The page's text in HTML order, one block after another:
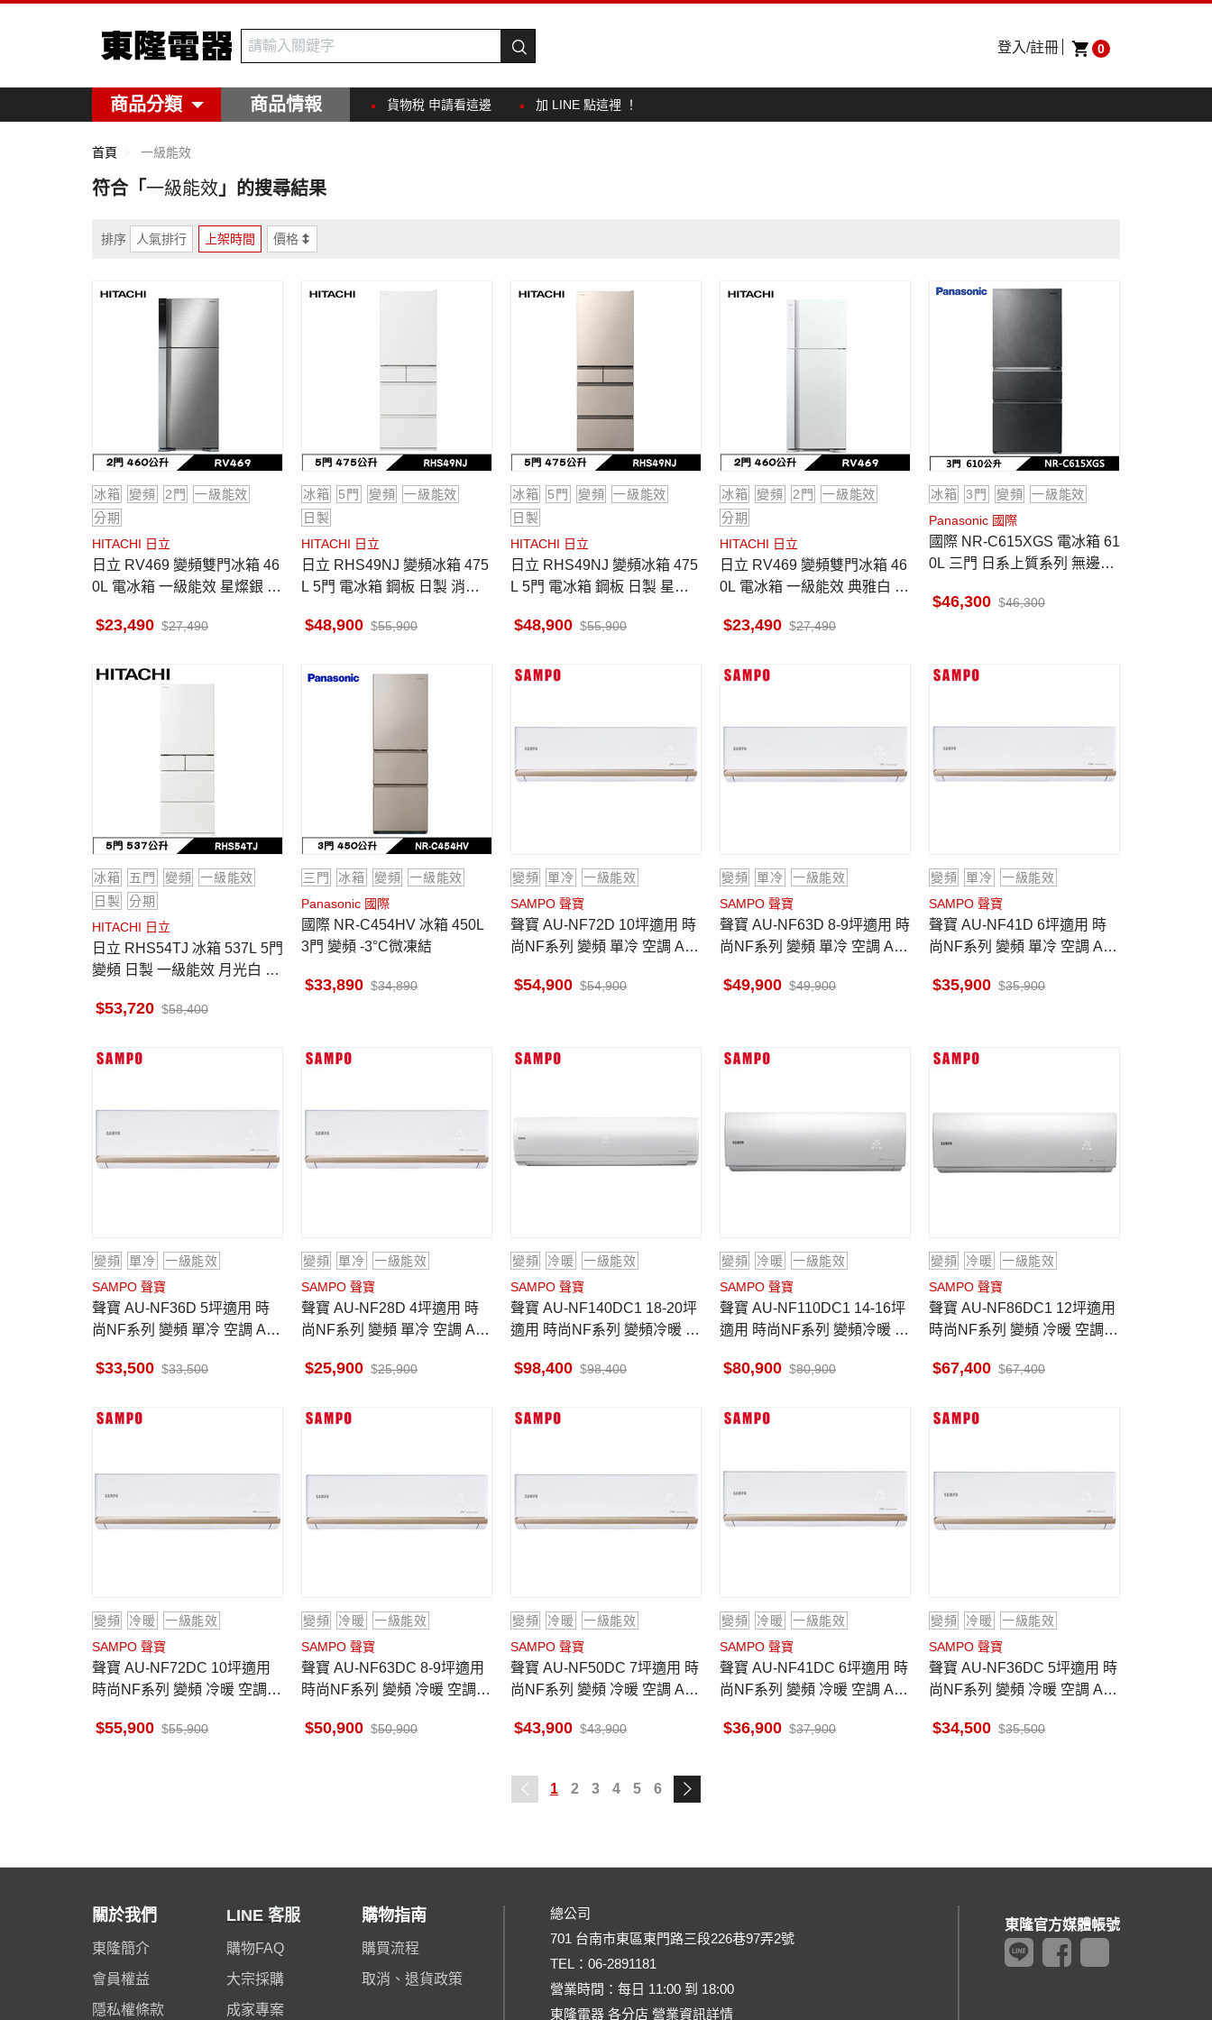
東隆電器
0
登入/註冊
商品分類 商品情報 貨物稅 申請看這邊 加 LINE 點這裡 ！
首頁 一級能效
符合「一級能效 」的搜尋結果
排序 人氣排行 上架時間 價格
冰箱 變頻 2門
一級能效
分期
HITACHI 日立
日立 RV469 變頻雙門冰箱 46
0L 電冰箱 一級能效 星燦銀 上
23,490 27,490
冰箱 5門 變頻
一級能效
日製
HITACHI 日立
日立 RHS49NJ 變頻冰箱 475
L 5門 電冰箱 鋼板 日製 消光
48,900 55,900
冰箱 5門 變頻
一級能效
日製
HITACHI 日立
日立 RHS49NJ 變頻冰箱 475
L 5門 電冰箱 鋼板 日製 星燦
48,900 55,900
冰箱 變頻 2門
一級能效
分期
HITACHI 日立
日立 RV469 變頻雙門冰箱 46
0L 電冰箱 一級能效 典雅白 上
23,490 27,490
冰箱 3門 變頻
一級能效
Panasonic 國際
國際 NR-C615XGS 電冰箱 61
0L 三門 日系上質系列 無邊框
46,300 46,300
冰箱 五門 變頻
一級能效
日製
分期
HITACHI 日立
日立 RHS54TJ 冰箱 537L 5門
變頻 日製 一級能效 月光白 獨
53,720 58,400
三門 冰箱 變頻
一級能效
Panasonic 國際
國際 NR-C454HV 冰箱 450L
3門 變頻 -3°C微凍結
33,890 34,890
變頻 單冷
一級能效
SAMPO 聲寶
聲寶 AU-NF72D 10坪適用 時
尚NF系列 變頻 單冷 空調 AM-
54,900 54,900
變頻 單冷
一級能效
SAMPO 聲寶
聲寶 AU-NF63D 8-9坪適用 時
尚NF系列 變頻 單冷 空調 AM-
49,900 49,900
變頻 單冷
一級能效
SAMPO 聲寶
聲寶 AU-NF41D 6坪適用 時
尚NF系列 變頻 單冷 空調 AM-
35,900 35,900
變頻 單冷
一級能效
SAMPO 聲寶
聲寶 AU-NF36D 5坪適用 時
尚NF系列 變頻 單冷 空調 AM-
33,500 33,500
變頻 單冷
一級能效
SAMPO 聲寶
聲寶 AU-NF28D 4坪適用 時
尚NF系列 變頻 單冷 空調 AM-
25,900 25,900
變頻 冷暖
一級能效
SAMPO 聲寶
聲寶 AU-NF140DC1 18-20坪
適用 時尚NF系列 變頻冷暖 空
98,400 98,400
變頻 冷暖
一級能效
SAMPO 聲寶
聲寶 AU-NF110DC1 14-16坪
適用 時尚NF系列 變頻冷暖 空
80,900 80,900
變頻 冷暖
一級能效
SAMPO 聲寶
聲寶 AU-NF86DC1 12坪適用
時尚NF系列 變頻 冷暖 空調 A
67,400 67,400
變頻 冷暖
一級能效
SAMPO 聲寶
聲寶 AU-NF72DC 10坪適用
時尚NF系列 變頻 冷暖 空調 A
55,900 55,900
變頻 冷暖
一級能效
SAMPO 聲寶
聲寶 AU-NF63DC 8-9坪適用
時尚NF系列 變頻 冷暖 空調 A
50,900 50,900
變頻 冷暖
一級能效
SAMPO 聲寶
聲寶 AU-NF50DC 7坪適用 時
尚NF系列 變頻 冷暖 空調 AM-
43,900 43,900
變頻 冷暖
一級能效
SAMPO 聲寶
聲寶 AU-NF41DC 6坪適用 時
尚NF系列 變頻 冷暖 空調 AM-
36,900 37,900
變頻 冷暖
一級能效
SAMPO 聲寶
聲寶 AU-NF36DC 5坪適用 時
尚NF系列 變頻 冷暖 空調 AM-
34,500 35,500
1 2 3 4 5 6
關於我們
東隆簡介
會員權益
隱私權條款
LINE 客服
購物FAQ
大宗採購
成家專案
購物指南
購買流程
取消、退貨政策
總公司
701 台南市東區東門路三段226巷97弄2號
TEL： 06-2891181
營業時間：每日 11:00 到 18:00
東隆電器 各分店 營業資訊詳情
東隆官方媒體帳號